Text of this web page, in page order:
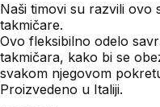
Naši timovi su razvili ovo
takmičare.
Ovo fleksibilno odelo
takmičara, kako bi se
svakom njegovom
Proizvedeno u Italiji.